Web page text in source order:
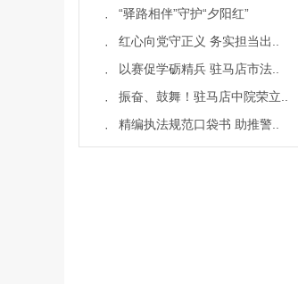
· “驿路相伴”守护“夕阳红”
· 红心向党守正义 务实担当出..
· 以赛促学砺精兵 驻马店市法..
· 振奋、鼓舞！驻马店中院荣立..
· 精编执法规范口袋书 助推警..